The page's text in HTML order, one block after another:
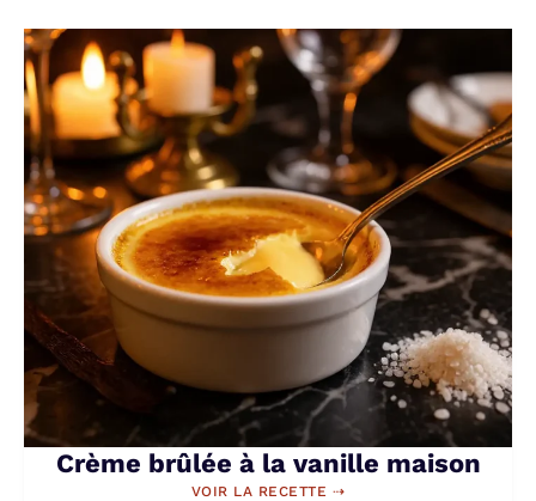
Crème brûlée à la vanille maison
VOIR LA RECETTE ⇢